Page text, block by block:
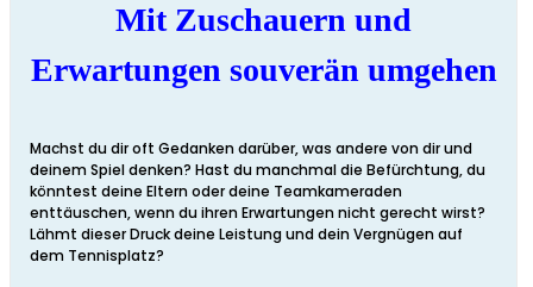
Mit Zuschauern und
Erwartungen souverän umgehen
Machst du dir oft Gedanken darüber, was andere von dir und
deinem Spiel denken? Hast du manchmal die Befürchtung, du
könntest deine Eltern oder deine Teamkameraden
enttäuschen, wenn du ihren Erwartungen nicht gerecht wirst?
Lähmt dieser Druck deine Leistung und dein Vergnügen auf
dem Tennisplatz?